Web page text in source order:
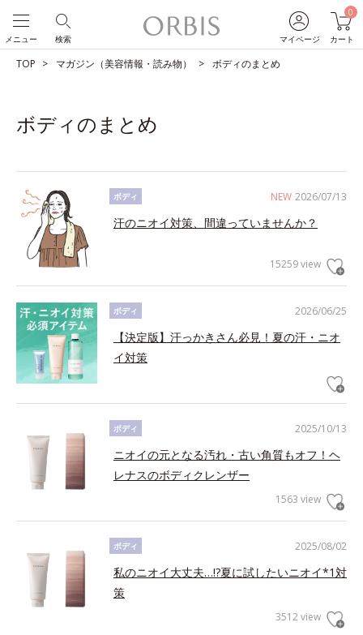
マイページ
0
カート
検索
メニュー
TOP マガジン（美容情報・読み物） ボディのまとめ
ボディのまとめ
NEW 2026/07/13
ボディ
汗のニオイ対策、間違っていませんか？
15259 view
2026/06/25
ボディ
【決定版】汗っかきさん必見！夏の汗・ニオ
イ対策
2025/10/13
ボディ
ニオイの元となる汚れ・古い角質もオフ！ヘ
レナスのボディクレンザー
1563 view
2025/08/02
ボディ
私のニオイ大丈夫…!?夏に試したいニオイ*1対
策
3512 view